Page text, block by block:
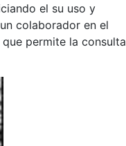
el su uso y
colaborador en el
permite la consulta